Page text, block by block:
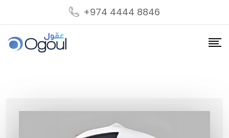
content
+974 4444 8846